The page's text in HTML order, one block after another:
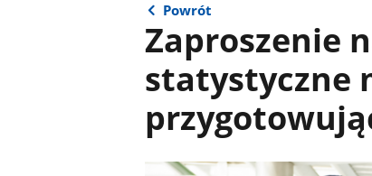
Powrót
Zaproszenie
statystyczne